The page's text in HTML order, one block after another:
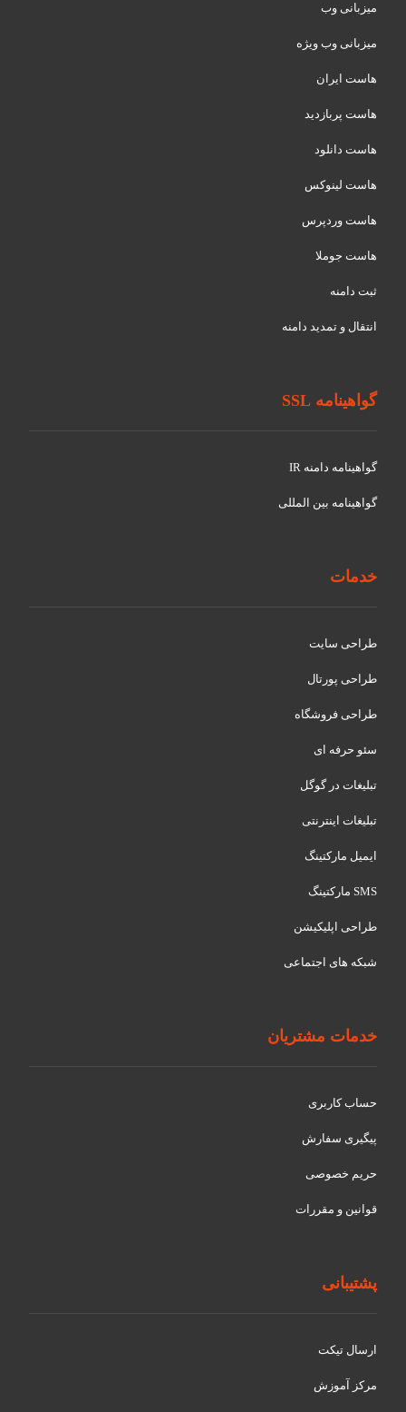
میزبانی وب
میزبانی وب ویژه
هاست ایران
هاست پربازدید
هاست دانلود
هاست لینوکس
هاست وردپرس
هاست جوملا
ثبت دامنه
انتقال و تمدید دامنه
گواهینامه SSL
گواهينامه دامنه IR
گواهينامه بین المللی
خدمات
طراحی سایت
طراحی پورتال
طراحی فروشگاه
سئو حرفه ای
تبلیغات در گوگل
تبلیغات اینترنتی
ایمیل مارکتینگ
SMS مارکتینگ
طراحی اپلیکیشن
شبکه های اجتماعی
خدمات مشتریان
حساب کاربری
پیگیری سفارش
حریم خصوصی
قوانین و مقررات
پشتیبانی
ارسال تیکت
مرکز آموزش